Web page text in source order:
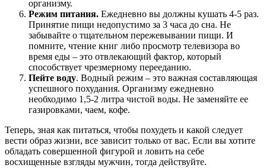
организму.
Режим питания. Ежедневно вы должны кушать 4-5 раз.
Принятие пищи недопустимо за 3 часа до сна. Не
забывайте о тщательном пережевывании пищи. И
помните, чтение книг либо просмотр телевизора во
время еды – это отвлекающий фактор, который
способствует чрезмерному перееданию.
Пейте воду. Водный режим – это важная составляющая
успешного похудания. Организму ежедневно
необходимо 1,5-2 литра чистой воды. Не заменяйте ее
газировками, чаем, кофе.
Теперь, зная как питаться, чтобы похудеть и какой следует
вести образ жизни, все зависит только от вас. Если вы хотите
обладать совершенной фигурой и ловить на себе
восхищенные взгляды мужчин, тогда действуйте.